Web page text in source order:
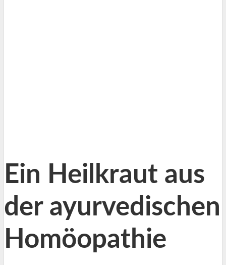
Ein Heilkraut aus
der ayurvedischen
Homöopathie